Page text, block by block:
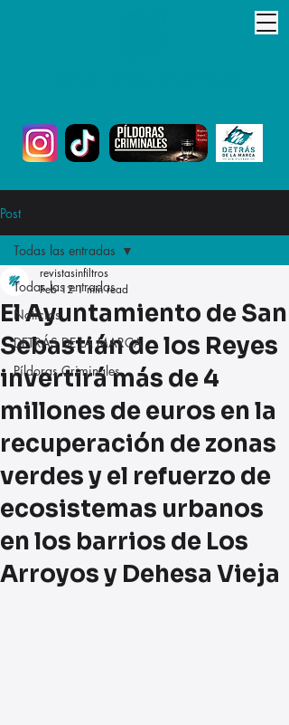
Post
Todas las entradas
Noticias
DETRÁS DE LA MARCA
Píldoras Criminales
Todas las entradas
El Ayuntamiento de San
Sebastián de los Reyes
invertirá más de 4
millones de euros en la
recuperación de zonas
verdes y el refuerzo de
ecosistemas urbanos
en los barrios de Los
Arroyos y Dehesa Vieja
revistasinfiltros
Feb 12 1 min read